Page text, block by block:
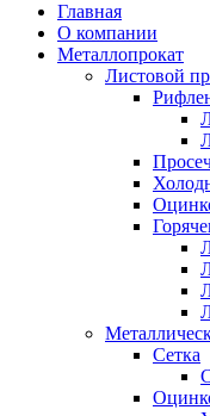
Главная
О компании
Металлопрокат
Листовой
Сетка